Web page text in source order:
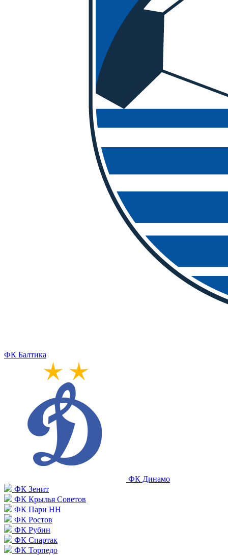
ФК Балтика
ФК Динамо
ФК Зенит
ФК Крылья Советов
ФК Пари НН
ФК Ростов
ФК Рубин
ФК Спартак
ФК Торпедо